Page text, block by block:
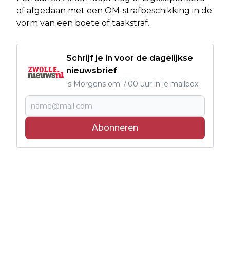
of afgedaan met een OM-strafbeschikking in de
vorm van een boete of taakstraf.
Schrijf je in voor de dagelijkse
nieuwsbrief
's Morgens om 7.00 uur in je mailbox.
Abonneren